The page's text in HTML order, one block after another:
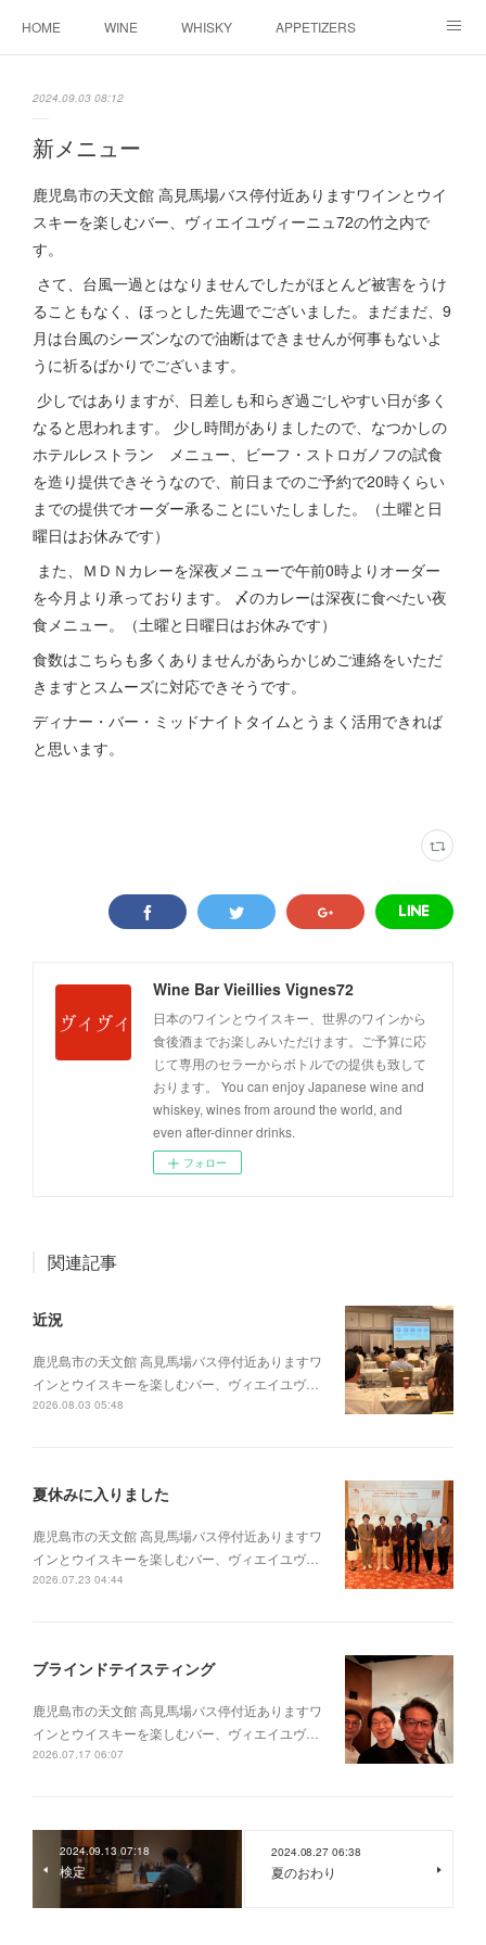
HOME WINE WHISKY APPETIZERS
2024.09.03 08:12
新メニュー
鹿児島市の天文館 高見馬場バス停付近ありますワインとウイ
スキーを楽しむバー、ヴィエイユヴィーニュ72の竹之内で
す。
さて、台風一過とはなりませんでしたがほとんど被害をうけ
ることもなく、ほっとした先週でございました。まだまだ、9
月は台風のシーズンなので油断はできませんが何事もないよ
うに祈るばかりでございます。
少しではありますが、日差しも和らぎ過ごしやすい日が多く
なると思われます。 少し時間がありましたので、なつかしの
ホテルレストラン メニュー、ビーフ・ストロガノフの試食
を造り提供できそうなので、前日までのご予約で20時くらい
までの提供でオーダー承ることにいたしました。（土曜と日
曜日はお休みです）
また、ＭＤＮカレーを深夜メニューで午前0時よりオーダー
を今月より承っております。 〆のカレーは深夜に食べたい夜
食メニュー。（土曜と日曜日はお休みです）
食数はこちらも多くありませんがあらかじめご連絡をいただ
きますとスムーズに対応できそうです。
ディナー・バー・ミッドナイトタイムとうまく活用できれば
と思います。
Wine Bar Vieillies Vignes72
日本のワインとウイスキー、世界のワインから
食後酒までお楽しみいただけます。ご予算に応
じて専用のセラーからボトルでの提供も致して
おります。 You can enjoy Japanese wine and
whiskey, wines from around the world, and
even after-dinner drinks.
フォロー
関連記事
近況
鹿児島市の天文館 高見馬場バス停付近ありますワ
インとウイスキーを楽しむバー、ヴィエイユヴ…
2026.08.03 05:48
夏休みに入りました
鹿児島市の天文館 高見馬場バス停付近ありますワ
インとウイスキーを楽しむバー、ヴィエイユヴ…
2026.07.23 04:44
ブラインドテイスティング
鹿児島市の天文館 高見馬場バス停付近ありますワ
インとウイスキーを楽しむバー、ヴィエイユヴ…
2026.07.17 06:07
2024.09.13 07:18
検定
2024.08.27 06:38
夏のおわり